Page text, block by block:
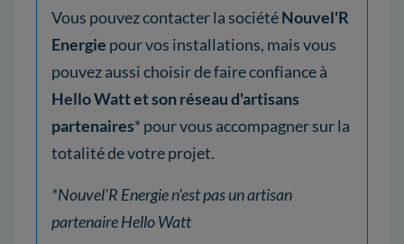
Vous pouvez contacter la sociétéNouvel'R
Energie pour vos installations, mais vous
pouvez aussi choisir de faire confiance à
Hello Watt et son réseau d'artisans
partenaires* pour vous accompagner sur la
totalité de votre projet.
*Nouvel'R Energie n'est pas un artisan
partenaire Hello Watt